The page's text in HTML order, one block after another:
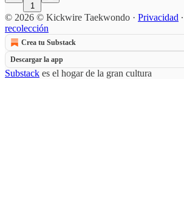
1
© 2026 © Kickwire Taekwondo · Privacidad ∙
recolección
Crea tu Substack
Descargar la app
Substack es el hogar de la gran cultura